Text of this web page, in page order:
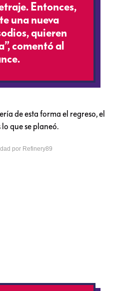
Entonces,
una nueva
quieren
comentó al
de esta forma el regreso, el
que se planeó.
por Refinery89